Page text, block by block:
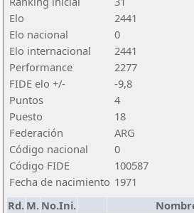
Elo
2441
Elo nacional
0
Elo internacional
2441
Performance
2277
FIDE elo +/-
-9,8
Puntos
4
Puesto
18
Federación
ARG
Código nacional
0
Código FIDE
100587
Fecha de nacimiento 1971
Rd. M. No.Ini.